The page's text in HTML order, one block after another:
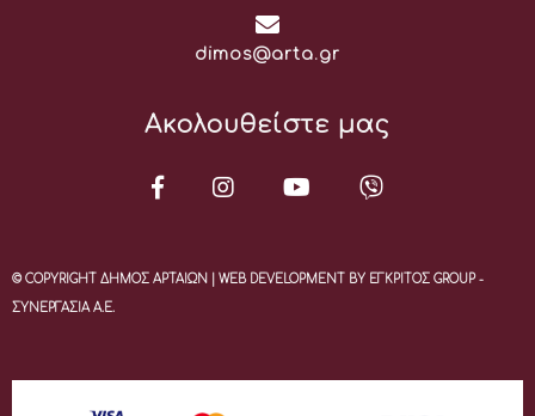
Email:
dimos@arta.gr
Ακολουθείστε μας
© COPYRIGHT ΔΗΜΟΣ ΑΡΤΑΙΩΝ | WEB DEVELOPMENT BY ΕΓΚΡΙΤΟΣ GROUP -
ΣΥΝΕΡΓΑΣΙΑ Α.Ε.